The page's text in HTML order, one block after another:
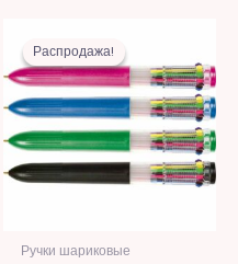
Распродажа!
Распродажа!
Ручки шариковые
цена
составляла
26,00 MDL.
9,00 MDL.